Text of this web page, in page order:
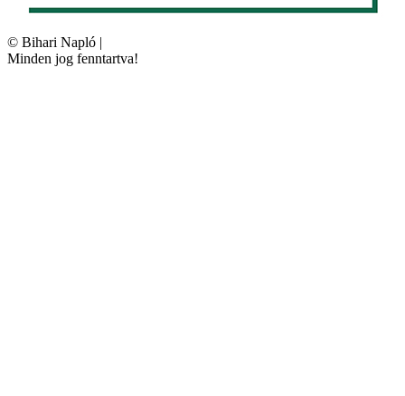
© Bihari Napló |
Minden jog fenntartva!